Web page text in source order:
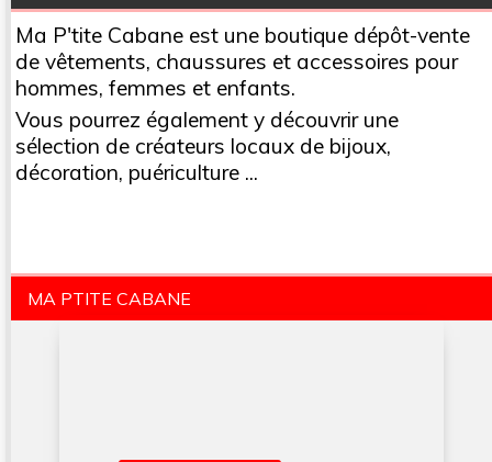
Ma P'tite Cabane est une boutique dépôt-vente
de vêtements, chaussures et accessoires pour
hommes, femmes et enfants.
Vous pourrez également y découvrir une
sélection de créateurs locaux de bijoux,
décoration, puériculture ...
MA PTITE CABANE